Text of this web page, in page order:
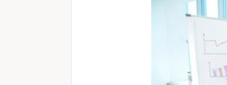
NOVEDADES DE NUESTRO CATÁLOGO